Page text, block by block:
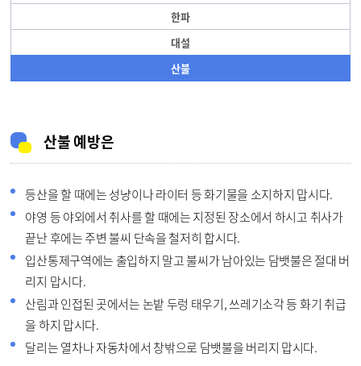
한파
대설
산불
산불 예방은
등산을 할 때에는 성냥이나 라이터 등 화기물을 소지하지 맙시다.
야영 등 야외에서 취사를 할 때에는 지정된 장소에서 하시고 취사가
끝난 후에는 주변 불씨 단속을 철저히 합시다.
입산통제구역에는 출입하지 말고 불씨가 남아있는 담뱃불은 절대 버
리지 맙시다.
산림과 인접된 곳에서는 논밭 두렁 태우기, 쓰레기소각 등 화기 취급
을 하지 맙시다.
달리는 열차나 자동차에서 창밖으로 담뱃불을 버리지 맙시다.